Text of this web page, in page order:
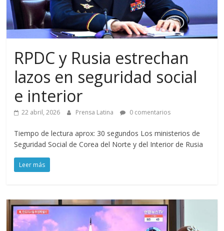
RPDC y Rusia estrechan
lazos en seguridad social
e interior
22 abril, 2026 Prensa Latina 0 comentarios
Tiempo de lectura aprox: 30 segundos Los ministerios de
Seguridad Social de Corea del Norte y del Interior de Rusia
Leer más